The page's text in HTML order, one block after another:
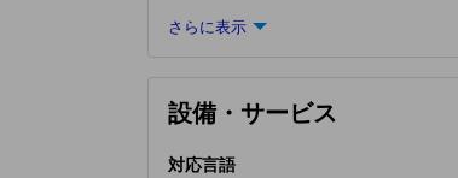
さらに表示
設備・サービス
対応言語